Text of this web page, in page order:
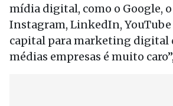
mídia digital, como o Google, o
Instagram, LinkedIn, YouTube
capital para marketing digital
médias empresas é muito